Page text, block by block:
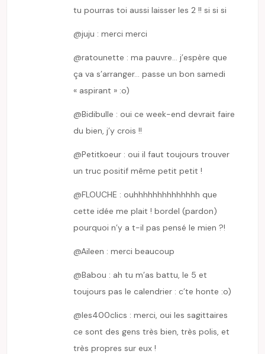
tu pourras toi aussi laisser les 2 !! si si si
@juju : merci merci
@ratounette : ma pauvre… j’espère que
ça va s’arranger… passe un bon samedi
« aspirant » :o)
@Bidibulle : oui ce week-end devrait faire
du bien, j’y crois !!
@Petitkoeur : oui il faut toujours trouver
un truc positif même petit petit !
@FLOUCHE : ouhhhhhhhhhhhhhh que
cette idée me plait ! bordel (pardon)
pourquoi n’y a t-il pas pensé le mien ?!
@Aileen : merci beaucoup
@Babou : ah tu m’as battu, le 5 et
toujours pas le calendrier : c’te honte :o)
@les400clics : merci, oui les sagittaires
ce sont des gens très bien, très polis, et
très propres sur eux !